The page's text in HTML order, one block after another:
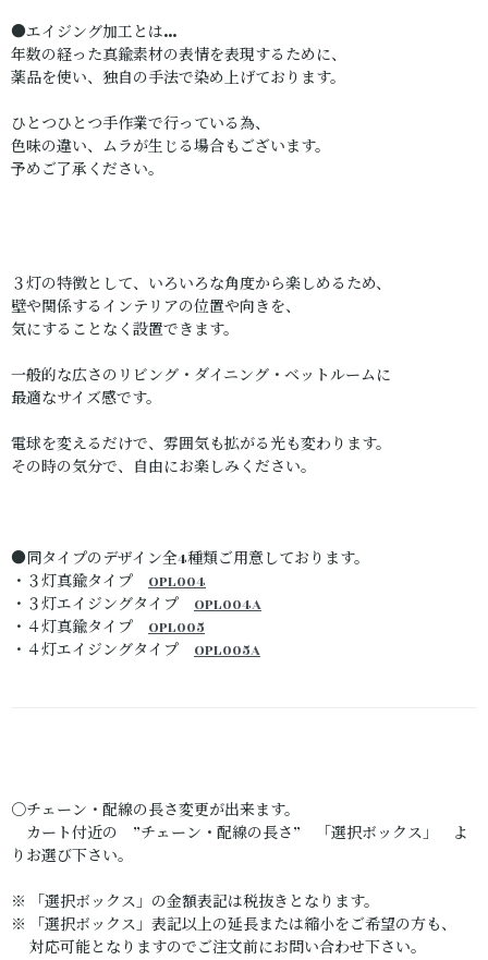
●エイジング加工とは…
年数の経った真鍮素材の表情を表現するために、
薬品を使い、独自の手法で染め上げております。
ひとつひとつ手作業で行っている為、
色味の違い、ムラが生じる場合もございます。
予めご了承ください。
３灯の特徴として、いろいろな角度から楽しめるため、
壁や関係するインテリアの位置や向きを、
気にすることなく設置できます。
一般的な広さのリビング・ダイニング・ベットルームに
最適なサイズ感です。
電球を変えるだけで、雰囲気も拡がる光も変わります。
その時の気分で、自由にお楽しみください。
●同タイプのデザイン全4種類ご用意しております。
・３灯真鍮タイプ OPL004
・３灯エイジングタイプ OPL004A
・４灯真鍮タイプ OPL005
・４灯エイジングタイプ OPL005A
〇チェーン・配線の長さ変更が出来ます。
カート付近の ”チェーン・配線の長さ” 「選択ボックス」 よ
りお選び下さい。
※ 「選択ボックス」の金額表記は税抜きとなります。
※ 「選択ボックス」表記以上の延長または縮小をご希望の方も、
対応可能となりますのでご注文前にお問い合わせ下さい。